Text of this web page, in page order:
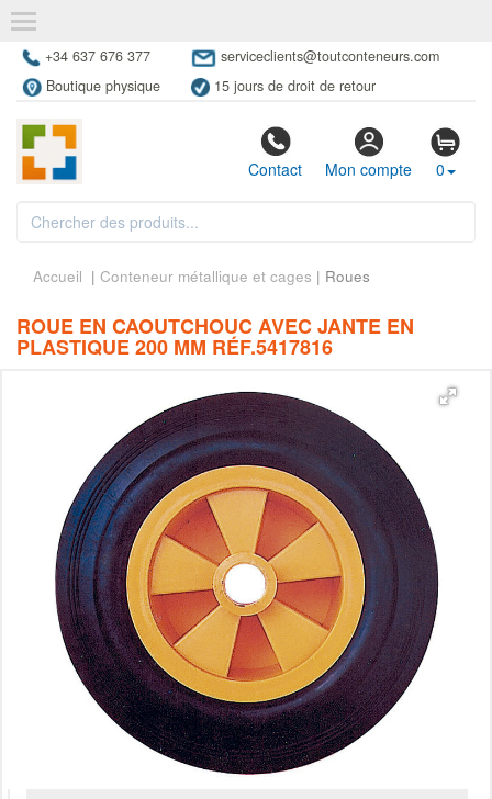
+34 637 676 377
serviceclients@toutconteneurs.com
Boutique physique
15 jours de droit de retour
Contact Mon compte 0
Accueil | Conteneur métallique et cages | Roues
ROUE EN CAOUTCHOUC AVEC JANTE EN
PLASTIQUE 200 MM RÉF.5417816